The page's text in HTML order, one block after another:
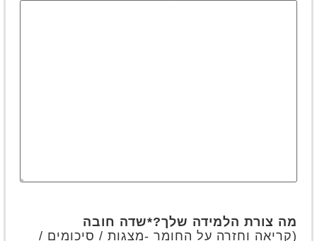
מה צורת הלמידה שלך?*שדה חובה
(קריאה וחזרה על החומר -מצגות / סיכומים /